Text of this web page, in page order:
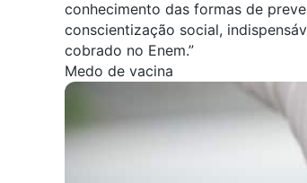
conhecimento das formas de
conscientização social,
cobrado no Enem.”
Medo de vacina